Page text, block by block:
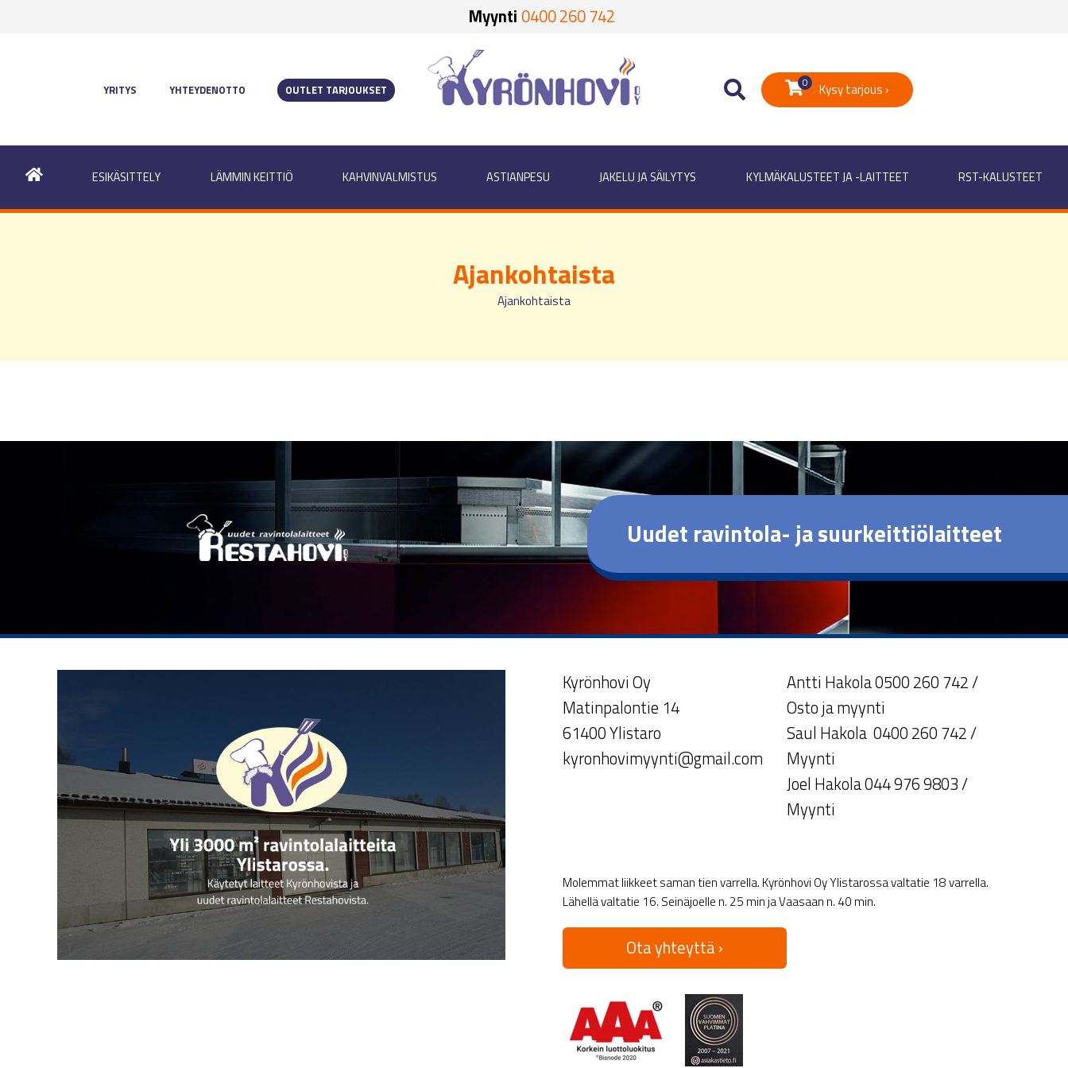
Myynti 0400 260 742
YRITYS YHTEYDENOTTO OUTLET TARJOUKSET
0 Kysy tarjous ›
ESIKÄSITTELY LÄMMIN KEITTIÖ KAHVINVALMISTUS ASTIANPESU JAKELU JA SÄILYTYS KYLMÄKALUSTEET JA -LAITTEET RST-KALUSTEET
Ajankohtaista
Ajankohtaista
Uudet ravintola- ja suurkeittiölaitteet
Kyrönhovi Oy
Matinpalontie 14
61400 Ylistaro
kyronhovimyynti@gmail.com
Antti Hakola 0500 260 742 /
Osto ja myynti
Saul Hakola 0400 260 742 /
Myynti
Joel Hakola 044 976 9803 /
Myynti
Molemmat liikkeet saman tien varrella. Kyrönhovi Oy Ylistarossa valtatie 18 varrella.
Lähellä valtatie 16. Seinäjoelle n. 25 min ja Vaasaan n. 40 min.
Ota yhteyttä ›